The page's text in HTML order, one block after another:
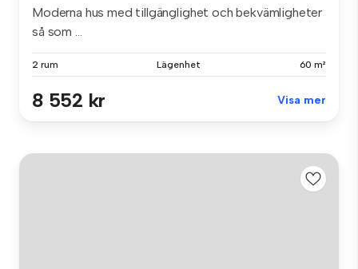
Moderna hus med tillgänglighet och bekvämligheter
så som ...
2 rum Lägenhet 60 m²
8 552 kr Visa mer